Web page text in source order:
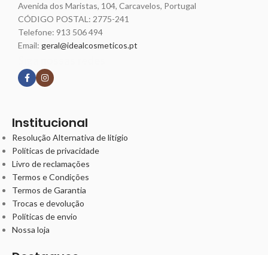
Avenida dos Maristas, 104, Carcavelos, Portugal
CÓDIGO POSTAL: 2775-241
Telefone: 913 506 494
Email: geral@idealcosmeticos.pt
Institucional
Resolução Alternativa de litígio
Políticas de privacidade
Livro de reclamações
Termos e Condições
Termos de Garantia
Trocas e devolução
Políticas de envio
Nossa loja